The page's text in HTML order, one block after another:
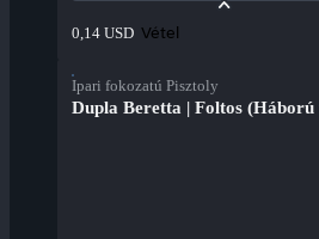
0,14 USD Vétel
Ipari fokozatú Pisztoly
Dupla Beretta | Foltos (Háború